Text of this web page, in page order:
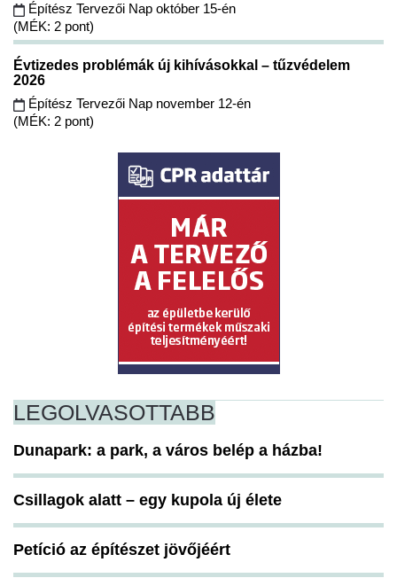
Építész Tervezői Nap október 15-én
(MÉK: 2 pont)
Évtizedes problémák új kihívásokkal – tűzvédelem
2026
Építész Tervezői Nap november 12-én
(MÉK: 2 pont)
LEGOLVASOTTABB
Dunapark: a park, a város belép a házba!
Csillagok alatt – egy kupola új élete
Petíció az építészet jövőjéért